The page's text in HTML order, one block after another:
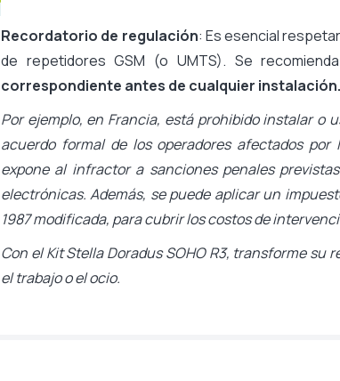
Recordatorio de regulación: Es esencial
de repetidores GSM (o UMTS). Se recomienda
correspondiente antes de cualquier instalación.
Por ejemplo, en Francia, está prohibido instalar
acuerdo formal de los operadores afectados
expone al infractor a sanciones penales
electrónicas. Además, se puede aplicar un
1987 modificada, para cubrir los costos de
Con el Kit Stella Doradus SOHO R3, transforme
el trabajo o el ocio.